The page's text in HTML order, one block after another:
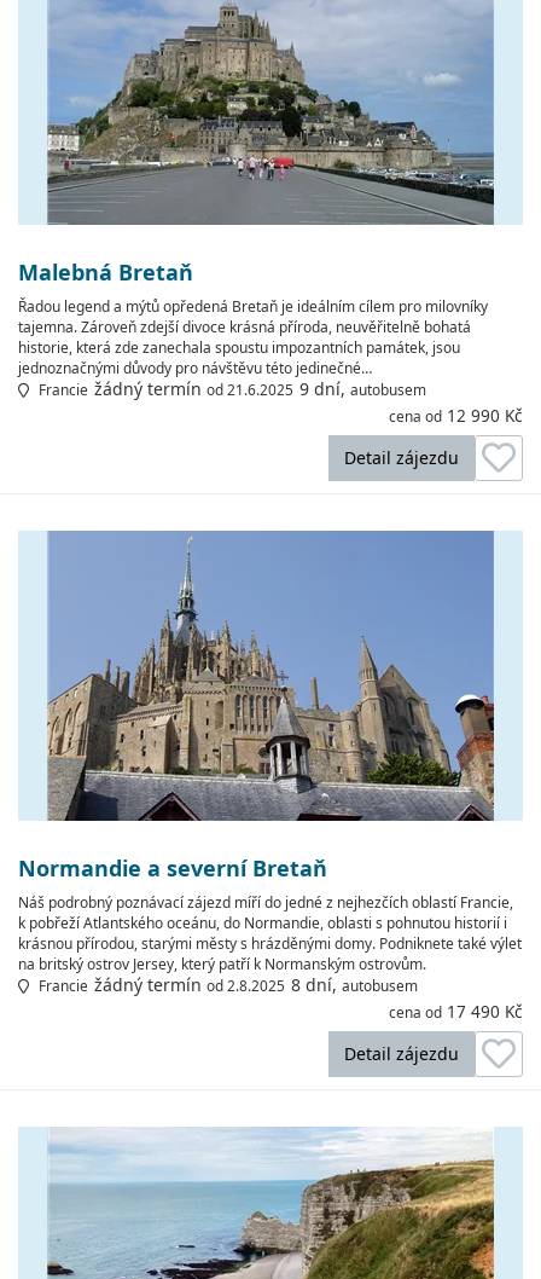
Malebná Bretaň
Řadou legend a mýtů opředená Bretaň je ideálním cílem pro milovníky
tajemna. Zároveň zdejší divoce krásná příroda, neuvěřitelně bohatá
historie, která zde zanechala spoustu impozantních památek, jsou
jednoznačnými důvody pro návštěvu této jedinečné…
Francie žádný termín od 21.6.2025 9 dní, autobusem
cena od 12 990 Kč
Detail zájezdu
Normandie a severní Bretaň
Náš podrobný poznávací zájezd míří do jedné z nejhezčích oblastí Francie,
k pobřeží Atlantského oceánu, do Normandie, oblasti s pohnutou historií i
krásnou přírodou, starými městy s hrázděnými domy. Podniknete také výlet
na britský ostrov Jersey, který patří k Normanským ostrovům.
Francie žádný termín od 2.8.2025 8 dní, autobusem
cena od 17 490 Kč
Detail zájezdu